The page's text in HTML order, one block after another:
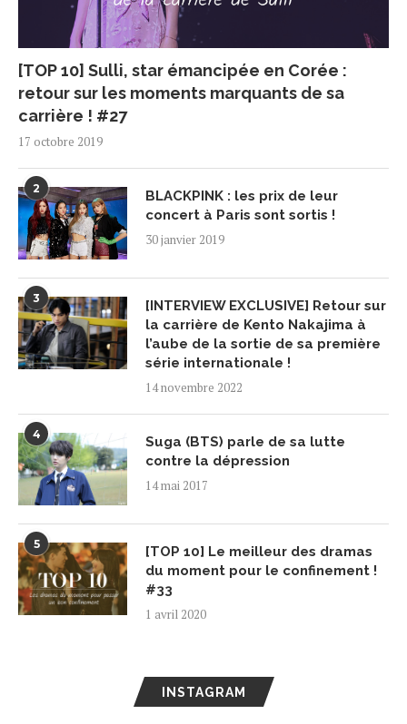
[TOP 10] Sulli, star émancipée en Corée :
retour sur les moments marquants de sa
carrière ! #27
17 octobre 2019
2
BLACKPINK : les prix de leur
concert à Paris sont sortis !
30 janvier 2019
3
[INTERVIEW EXCLUSIVE] Retour sur
la carrière de Kento Nakajima à
l’aube de la sortie de sa première
série internationale !
14 novembre 2022
4
Suga (BTS) parle de sa lutte
contre la dépression
14 mai 2017
5
[TOP 10] Le meilleur des dramas
du moment pour le confinement !
#33
1 avril 2020
INSTAGRAM